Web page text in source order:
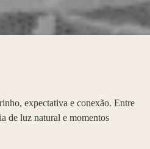
expectativa e conexão. Entre
de luz natural e momentos